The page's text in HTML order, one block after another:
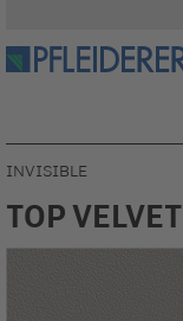
INVISIBLE
TOP VELVET